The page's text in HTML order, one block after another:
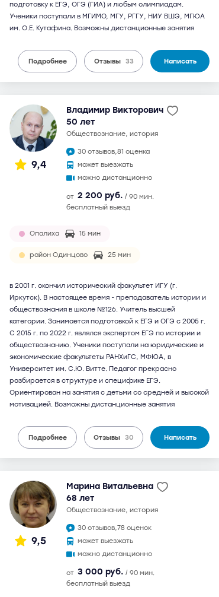
подготовку к ЕГЭ, ОГЭ (ГИА) и любым олимпиадам.
Ученики поступали в МГИМО, МГУ, РГГУ, НИУ ВШЭ, МГЮА
им. О.Е. Кутафина. Возможны дистанционные занятия
Подробнее Отзывы 33 Написать
9,4
Владимир Викторович
50 лет
обществознание, история
30 отзывов,81 оценка
может выезжать
можно дистанционно
от 2 200 руб. / 90 мин.
бесплатный выезд
Опалиха 15 мин
район Одинцово 25 мин
в 2001 г. окончил исторический факультет ИГУ (г.
Иркутск). В настоящее время - преподаватель истории и
обществознания в школе №126. Учитель высшей
категории. Занимается подготовкой к ЕГЭ и ОГЭ с 2005 г.
С 2015 г. по 2022 г. являлся экспертом ЕГЭ по истории и
обществознанию. Ученики поступали на юридические и
экономические факультеты РАНХиГС, МФЮА, в
Университет им. С.Ю. Витте. Педагог прекрасно
разбирается в структуре и специфике ЕГЭ.
Ориентирован на занятия с детьми со средней и высокой
мотивацией. Возможны дистанционные занятия
Подробнее Отзывы 30 Написать
9,5
Марина Витальевна
68 лет
обществознание, история
30 отзывов,78 оценок
может выезжать
можно дистанционно
от 3 000 руб. / 90 мин.
бесплатный выезд